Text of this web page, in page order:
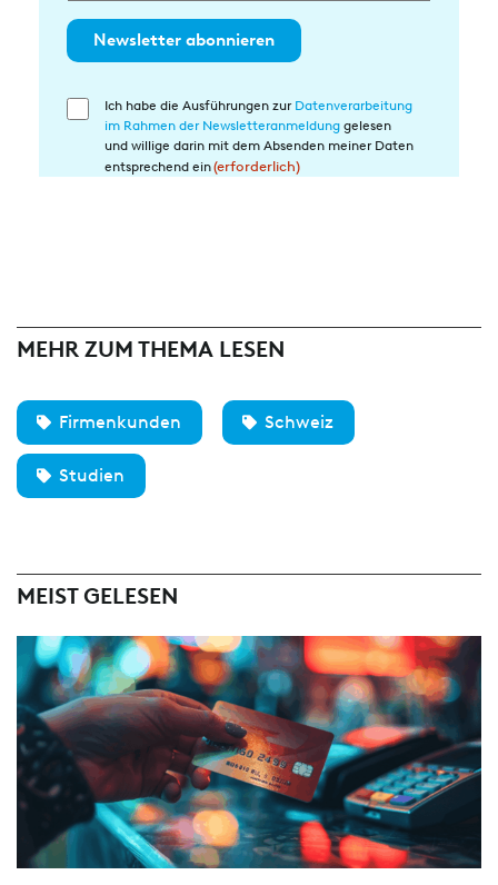
Newsletter abonnieren
Einwilligung
Ich habe die Ausführungen zur Datenverarbeitung
im Rahmen der Newsletteranmeldung gelesen
und willige darin mit dem Absenden meiner Daten
entsprechend ein(erforderlich)
MEHR ZUM THEMA LESEN
Firmenkunden Schweiz
Studien
MEIST GELESEN